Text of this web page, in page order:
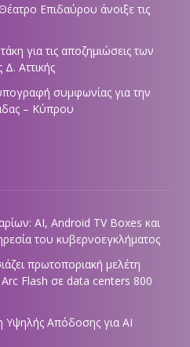
Επιδαύρου άνοιξε τις
για τις αποζημιώσεις των
Αττικής
συμφωνίας για την
– Κύπρου
AI, Android TV Boxes και
του κυβερνοεγκλήματος
πρωτοποριακή μελέτη
Flash σε data centers 800
Απόδοσης για AI